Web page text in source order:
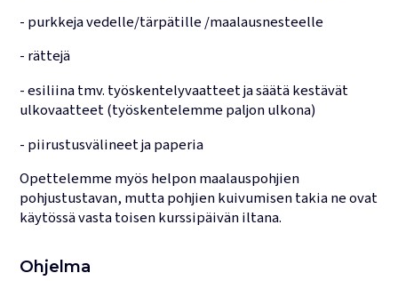
- purkkeja vedelle/tärpätille /maalausnesteelle
- rättejä
- esiliina tmv. työskentelyvaatteet ja säätä kestävät
ulkovaatteet (työskentelemme paljon ulkona)
- piirustusvälineet ja paperia
Opettelemme myös helpon maalauspohjien
pohjustustavan, mutta pohjien kuivumisen takia ne ovat
käytössä vasta toisen kurssipäivän iltana.
Ohjelma